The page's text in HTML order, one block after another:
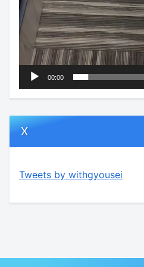
00:00
X
Tweets by withgyousei